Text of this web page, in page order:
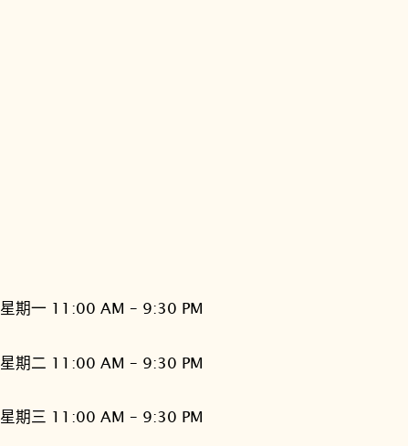
星期一 11:00 AM – 9:30 PM
星期二 11:00 AM – 9:30 PM
星期三 11:00 AM – 9:30 PM